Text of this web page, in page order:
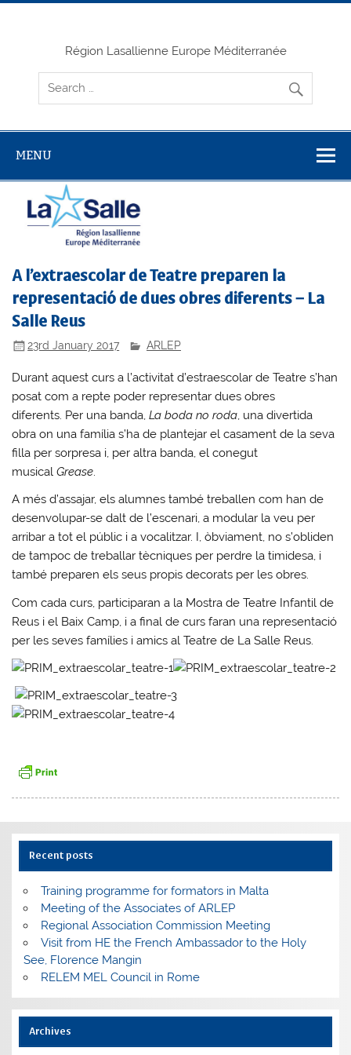
Skip
Région Lasallienne Europe Méditerranée
MENU
A l’extraescolar de Teatre preparen la
representació de dues obres diferents – La
Salle Reus
23rd January 2017 ARLEP
Durant aquest curs a l’activitat d’estraescolar de Teatre s’han
posat com a repte poder representar dues obres
diferents. Per una banda,La boda no roda, una divertida
obra on una família s’ha de plantejar el casament de la seva
filla per sorpresa i, per altra banda, el conegut
musicalGrease.
A més d’assajar, els alumnes també treballen com han de
desenvolupar-se dalt de l’escenari, a modular la veu per
arribar a tot el públic i a vocalitzar. I, òbviament, no s’obliden
de tampoc de treballar tècniques per perdre la timidesa, i
també preparen els seus propis decorats per les obres.
Com cada curs, participaran a la Mostra de Teatre Infantil de
Reus i el Baix Camp, i a final de curs faran una representació
per les seves famílies i amics al Teatre de La Salle Reus.
Recent posts
Training programme for formators in Malta
Meeting of the Associates of ARLEP
Regional Association Commission Meeting
Visit from HE the French Ambassador to the Holy
See, Florence Mangin
RELEM MEL Council in Rome
Archives